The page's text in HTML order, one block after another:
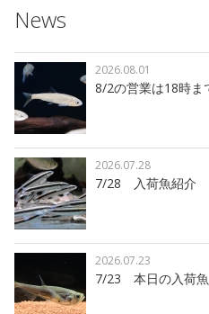
News
8/2の営業は18時
2026.08.01
7/28 入荷魚紹介
2026.07.28
7/23 本日の入荷魚
2026.07.23